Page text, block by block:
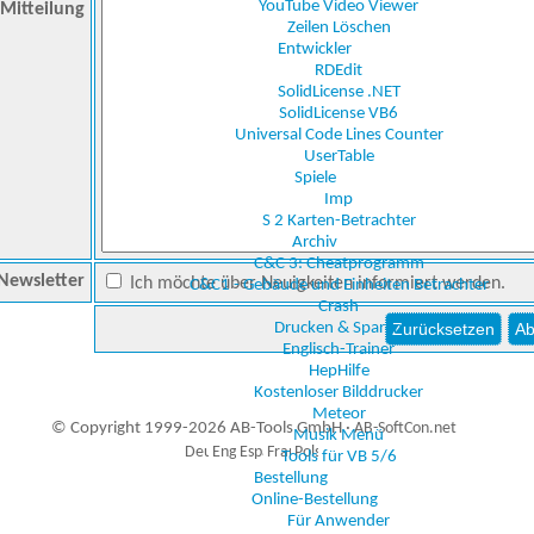
YouTube Video Viewer
Zeilen Löschen
Entwickler
RDEdit
SolidLicense .NET
SolidLicense VB6
Universal Code Lines Counter
UserTable
Spiele
Imp
S 2 Karten-Betrachter
Archiv
C&C 3: Cheatprogramm
C&C1 - Gebäude und Einheiten Betrachter
Crash
Drucken & Sparen
Englisch-Trainer
HepHilfe
Kostenloser Bilddrucker
Meteor
Musik Menü
Tools für VB 5/6
Bestellung
Online-Bestellung
Für Anwender
Mitteilung
Newsletter Ich möchte über Neuigkeiten informiert werden.
© Copyright 1999-2026 AB-Tools GmbH ·AB-SoftCon.net
Auxiliary supplies